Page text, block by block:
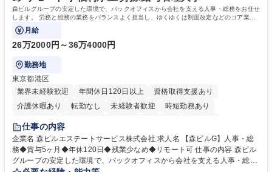
森ビルグループの安定した環境で、バックオフィスから会社を支える人事・総務をお任せ
します。 労務と総務の業務をバランスよく担当し、ゆくゆくは制度改定などのコア業務
にも挑戦できる、やりがいある環境です。
月給
26万2000円～36万4000円
勤務地
東京都港区
業界未経験歓迎
年間休日120日以上
資格取得支援あり
介護休暇あり
転勤なし 未経験者歓迎
時短勤務あり
経験者歓迎
完全週休2日制
交通費支給 長期歓迎 駅近5分以内 土日祝休み
仕事の内容
企業名 森ビルエステートサービス株式会社 求人名 【森ビルG】人事・総
務◆賞与5ヶ月◆年休120日◆残業少なめ◆リモート可 仕事の内容 森ビル
グループの安定した環境で、バックオフィスから会社を支える人事・総務